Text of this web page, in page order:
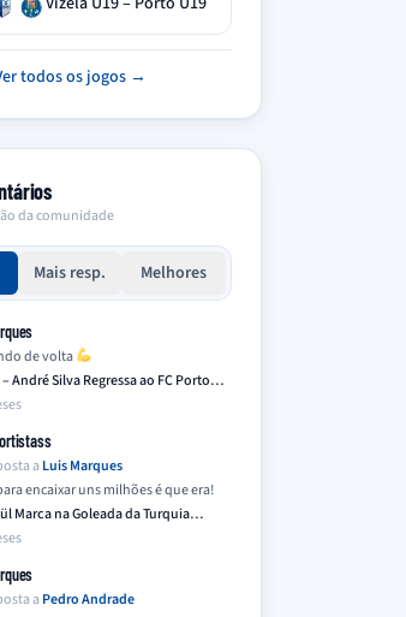
todos os jogos →
da comunidade
Mais resp. Melhores
de volta
André Silva Regressa ao FC Porto…
a Luis Marques
encaixar uns milhões é que era!
Marca na Goleada da Turquia
a Pedro Andrade